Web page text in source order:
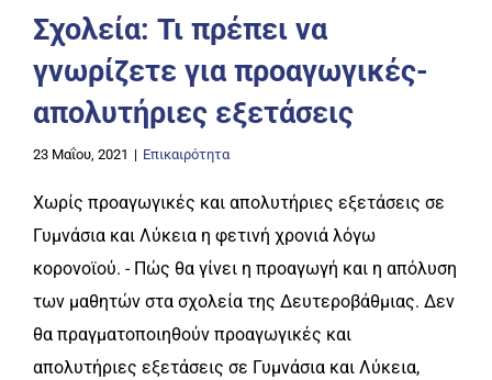
Σχολεία: Τι πρέπει να
γνωρίζετε για προαγωγικές-
απολυτήριες εξετάσεις
23 Μαΐου, 2021 | Επικαιρότητα
Χωρίς προαγωγικές και απολυτήριες εξετάσεις σε
Γυμνάσια και Λύκεια η φετινή χρονιά λόγω
κορονοϊού. - Πώς θα γίνει η προαγωγή και η απόλυση
των μαθητών στα σχολεία της Δευτεροβάθμιας. Δεν
θα πραγματοποιηθούν προαγωγικές και
απολυτήριες εξετάσεις σε Γυμνάσια και Λύκεια,